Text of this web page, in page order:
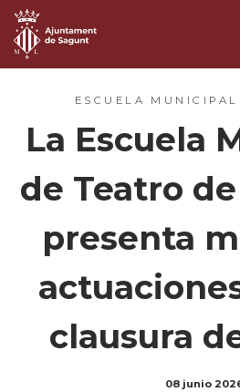
ESCUELA
La Escuela
de Teatro
presenta
clausura
08 junio